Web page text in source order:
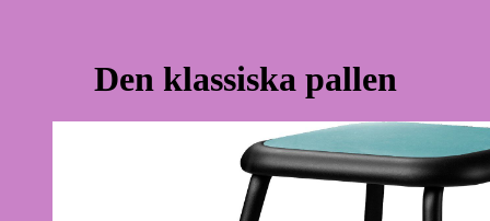
Den klassiska pallen